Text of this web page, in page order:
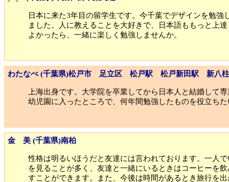
日本に来た3年目の留学生です。今千葉でデザインを勉強
ました。人に教えることを大好きで、日本語ももっと上
よかったら、一緒に楽しく勉強しませんか。
わたなべ (千葉県)松戸市 足立区 松戸駅 松戸新田駅 新八柱
上海出身です。大学院を卒業してから日本人と結婚して
幼児園に入ったところで、何年間勉強したものを役立ち
金 美 (千葉県)南柏
性格は明るいほうだと友達には言われております。一人
を見ることが多く、友達と一緒にいるときはコーヒーを
すことができます。また、今後は時間があるとき旅行を